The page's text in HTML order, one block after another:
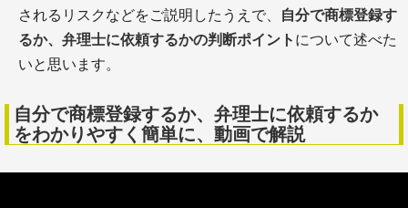
されるリスクなどをご説明したうえで、
自分で商標登録す
るか、弁理士に依頼するかの判断ポイント について述べた
いと思います。
自分で商標登録するか、弁理士に依頼するか
をわかりやすく簡単に、動画で解説